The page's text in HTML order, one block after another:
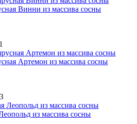
Винни из массива сосны
Артемон из массива сосны
из массива сосны